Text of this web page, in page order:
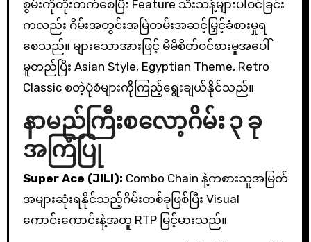
စွမ်းကိုတိုးတက်စေပြီး Feature သီးသန့်များပါဝင်ခြင်း
ကလည်း ဂိမ်းအတွင်းအမြဲတမ်းအဆင့်မြှင့်ခံစားမှုရ
စေသည်။ များသောအားဖြင့် မိမိစိတ်ဝင်စားမှုအပေါ်
မူတည်ပြီး Asian Style, Egyptian Theme, Retro
Classic စတဲ့ပုံစံများကိုကြည့်ရွေးချယ်နိုင်သည်။
နာမည်ကြီးစလော့ဂိမ်း ၃ ခု
အကြံပြု
Super Ace (JILI): Combo Chain နဲ့ကစားသူအမြတ်
အများဆုံးရနိုင်သည့်ဂိမ်းတစ်ခုဖြစ်ပြီး Visual
ကောင်းကောင်းနဲ့အတူ RTP မြင့်မားသည်။